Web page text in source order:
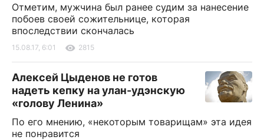
Отметим, мужчина был ранее судим за нанесение
побоев своей сожительнице, которая
впоследствии скончалась
15.08.17, 6:01 2815
Алексей Цыденов не готов
надеть кепку на улан-удэнскую
«голову Ленина»
По его мнению, «некоторым товарищам» эта идея
не понравится